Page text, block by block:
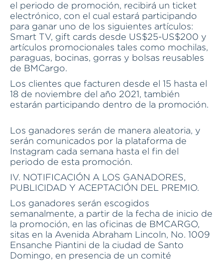
el periodo de promoción, recibirá un ticket
electrónico, con el cual estará participando
para ganar uno de los siguientes artículos:
Smart TV, gift cards desde US$25-US$200 y
artículos promocionales tales como mochilas,
paraguas, bocinas, gorras y bolsas reusables
de BMCargo.
Los clientes que facturen desde el 15 hasta el
18 de noviembre del año 2021, también
estarán participando dentro de la promoción.
Los ganadores serán de manera aleatoria, y
serán comunicados por la plataforma de
Instagram cada semana hasta el fin del
periodo de esta promoción.
IV. NOTIFICACIÓN A LOS GANADORES,
PUBLICIDAD Y ACEPTACIÓN DEL PREMIO.
Los ganadores serán escogidos
semanalmente, a partir de la fecha de inicio de
la promoción, en las oficinas de BMCARGO,
sitas en la Avenida Abraham Lincoln, No. 1009
Ensanche Piantini de la ciudad de Santo
Domingo, en presencia de un comité